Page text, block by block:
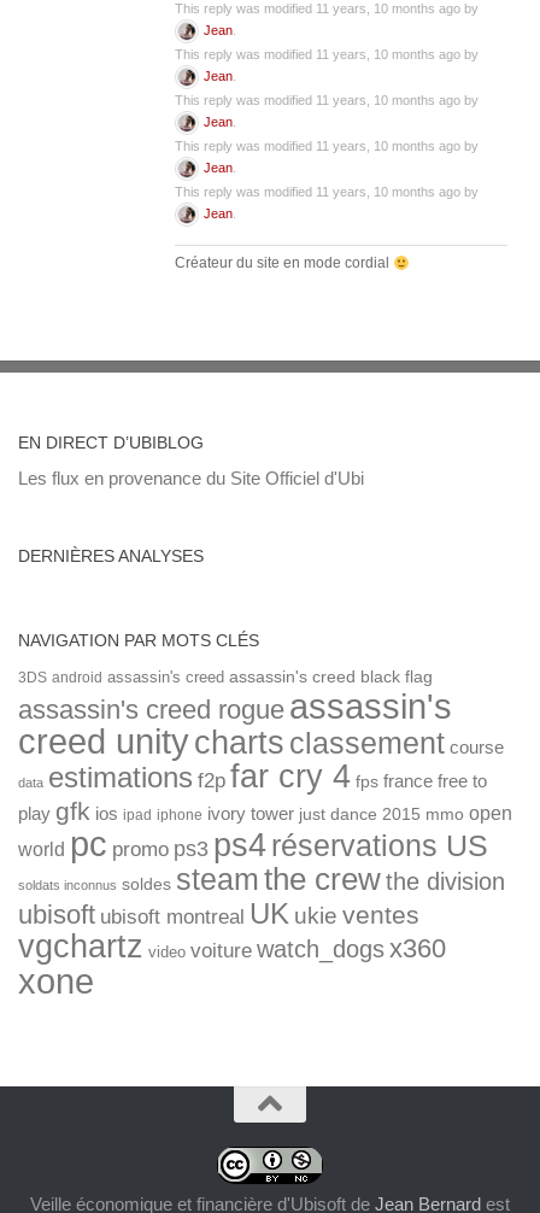
This reply was modified 11 years, 10 months ago by
Jean
This reply was modified 11 years, 10 months ago by
Jean
This reply was modified 11 years, 10 months ago by
Jean
This reply was modified 11 years, 10 months ago by
Jean
This reply was modified 11 years, 10 months ago by
Jean
Créateur du site en mode cordial
EN DIRECT D’UBIBLOG
Les flux en provenance du Site Officiel d'Ubi
DERNIÈRES ANALYSES
NAVIGATION PAR MOTS CLÉS
3DS android assassin's creed assassin's creed black flag
assassin's creed rogue assassin's
creed unitycharts classement course
data estimations f2p far cry 4 fps france free to
play gfk ios ipad iphone ivory tower just dance 2015 mmo open
world pc promo ps3 ps4réservations US
soldats inconnus soldes steamthe crewthe division
ubisoft ubisoft montreal UK ukie ventes
vgchartz video voiture watch_dogsx360
xone
Veille économique et financière d'Ubisoft de Jean Bernard est